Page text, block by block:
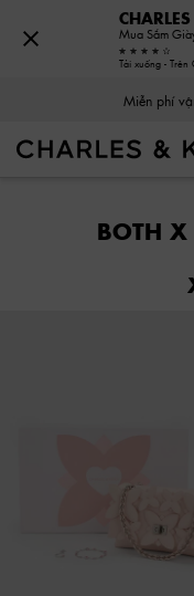
Miễn phí
BOTH X
Mua Sắm
Tải xuống - Trên